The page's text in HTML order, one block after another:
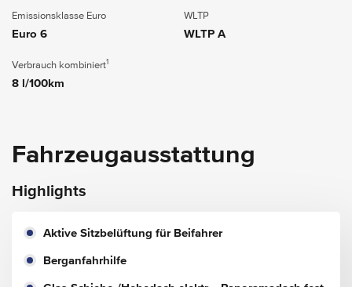
Emissionsklasse Euro
Euro 6
WLTP
WLTP A
Verbrauch kombiniert1
8 l/100km
Fahrzeugausstattung
Highlights
Aktive Sitzbelüftung für Beifahrer
Berganfahrhilfe